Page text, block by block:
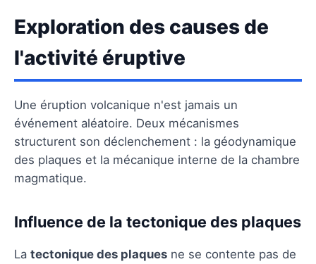
Exploration des causes de
l'activité éruptive
Une éruption volcanique n'est jamais un
événement aléatoire. Deux mécanismes
structurent son déclenchement : la géodynamique
des plaques et la mécanique interne de la chambre
magmatique.
Influence de la tectonique des plaques
La tectonique des plaques ne se contente pas de